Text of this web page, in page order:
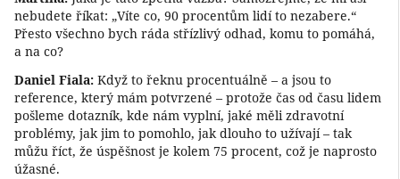
nebudete říkat: „Víte co, 90 procentům lidí to nezabere.“
Přesto všechno bych ráda střízlivý odhad, komu to pomáhá,
a na co?
Daniel Fiala: Když to řeknu procentuálně – a jsou to
reference, který mám potvrzené – protože čas od času lidem
pošleme dotazník, kde nám vyplní, jaké měli zdravotní
problémy, jak jim to pomohlo, jak dlouho to užívají – tak
můžu říct, že úspěšnost je kolem 75 procent, což je naprosto
úžasné.